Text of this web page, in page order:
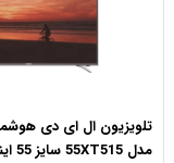
تلویزیون ال ای دی
مدل 55XT515 سایز 55 اینچ